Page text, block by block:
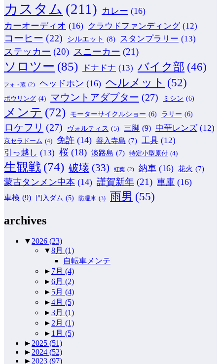
カスタム (211) カレー (16)
カーオーディオ (16) クラウドファンディング (12)
コーヒー (22) シルエット (8) スタンプラリー (13)
ステッカー (20) スニーカー (21)
ソロツー (85) ドナドナ (13) バイク部 (46)
フォト蔵 (2) ヘッドホン (16) ヘルメット (52)
ボウリング (4) マウントアダプター (27) ミシン (6)
メンテ (72) モーターサイクルショー (6) ラリー (6)
ロケフリ (27) ヴォルティス (5) 三脚 (9) 中華レンズ (12)
京セラドーム (4) 免許 (14) 善入寺島 (7) 工具 (12)
引っ越し (13) 桜 (18) 淡路島 (7) 特定小型原付 (4)
生観戦 (74) 破壊 (33) 紅葉 (2) 納車 (16) 花火 (7)
蒙古タンメン中本 (14) 謹賀新年 (21) 車庫 (16)
車検 (9) 門入ダム (5) 防湿庫 (3) 雨男 (55)
archives
▼2026 (23)
▼8月 (1)
自転車メンテ
► 7月 (4)
►6月 (2)
► 5月 (4)
►4月 (5)
►3月 (1)
►2月 (1)
► 1月 (5)
►2025 (51)
►2024 (52)
►2023 (97)